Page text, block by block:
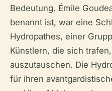
Bedeutung. Émile
benannt ist, war eine
Hydropathes, einer
Künstlern, die sich
auszutauschen. Die
für ihren